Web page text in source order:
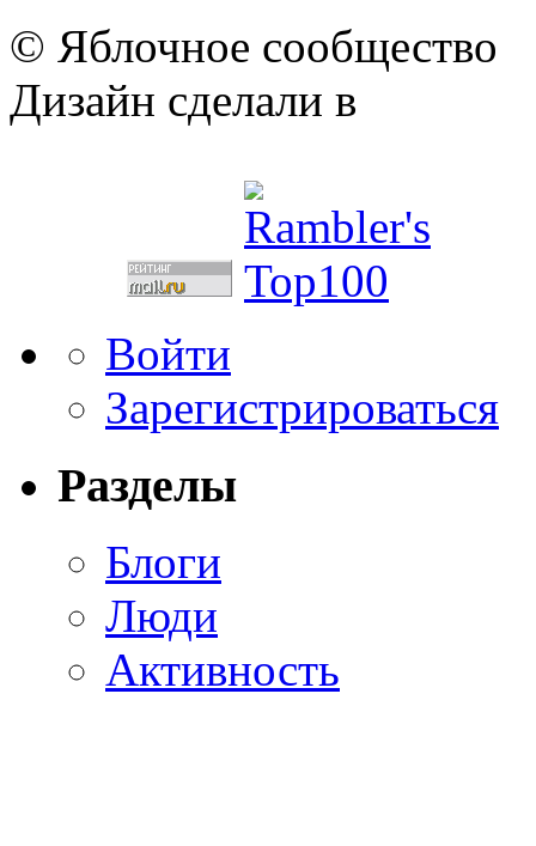
© Яблочное сообщество
Дизайн сделали в
Войти
Зарегистрироваться
Разделы
Блоги
Люди
Активность